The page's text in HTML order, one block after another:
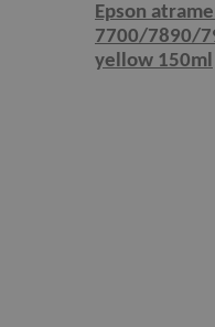
Epson
7700/7890/
yellow 150ml